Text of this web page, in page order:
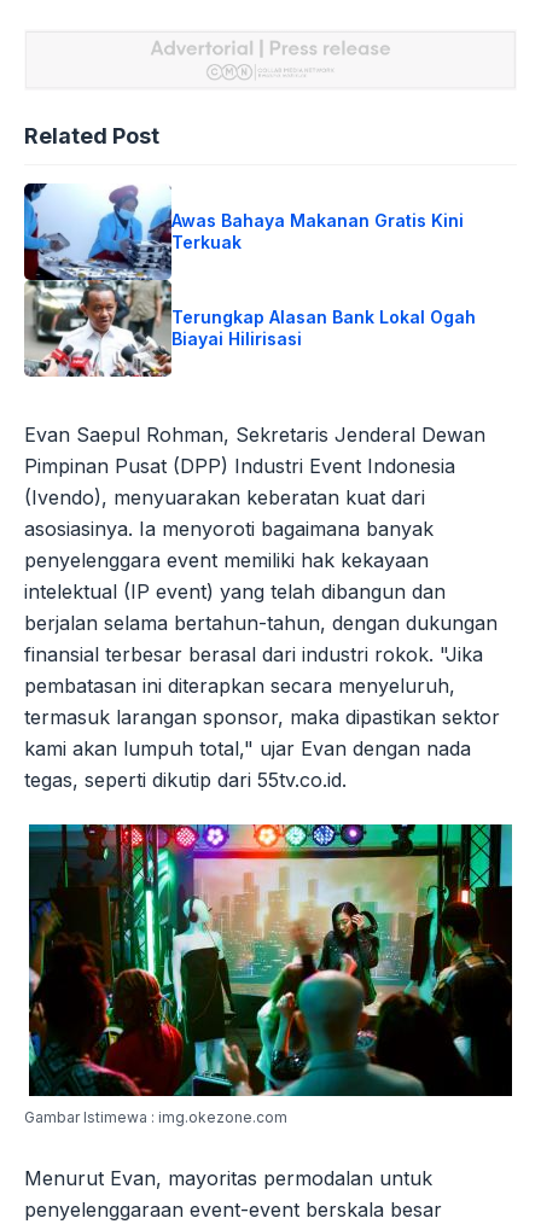
Related Post
Awas Bahaya Makanan Gratis Kini
Terkuak
Terungkap Alasan Bank Lokal Ogah
Biayai Hilirisasi
Evan Saepul Rohman, Sekretaris Jenderal Dewan
Pimpinan Pusat (DPP) Industri Event Indonesia
(Ivendo), menyuarakan keberatan kuat dari
asosiasinya. Ia menyoroti bagaimana banyak
penyelenggara event memiliki hak kekayaan
intelektual (IP event) yang telah dibangun dan
berjalan selama bertahun-tahun, dengan dukungan
finansial terbesar berasal dari industri rokok. "Jika
pembatasan ini diterapkan secara menyeluruh,
termasuk larangan sponsor, maka dipastikan sektor
kami akan lumpuh total," ujar Evan dengan nada
tegas, seperti dikutip dari 55tv.co.id.
Gambar Istimewa : img.okezone.com
Menurut Evan, mayoritas permodalan untuk
penyelenggaraan event-event berskala besar